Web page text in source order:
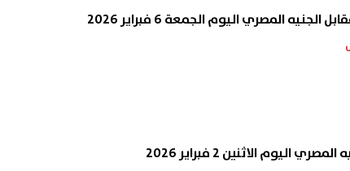
المصري اليوم الجمعة 6 فبراير 2026
اليوم الاثنين 2 فبراير 2026